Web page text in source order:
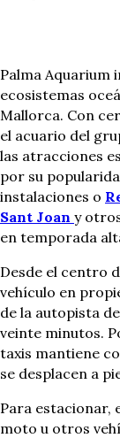
Palma Aquarium
ecosistemas
Mallorca. Con
el acuario del
las atracciones
por su
instalaciones o
Sant Joan y
en temporada
Desde el centro
vehículo en
de la autopista
veinte minutos.
taxis mantiene
se desplacen a
Para estacionar,
moto u otros